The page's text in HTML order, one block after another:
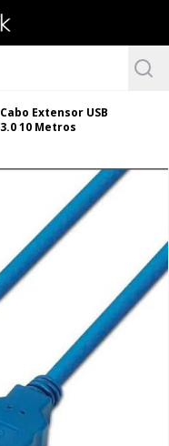
Cabo Extensor USB
3.0 10 Metros